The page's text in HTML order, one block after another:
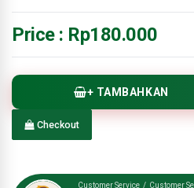
Price : Rp180.000
+ TAMBAHKAN
Checkout
Customer Service / Customer